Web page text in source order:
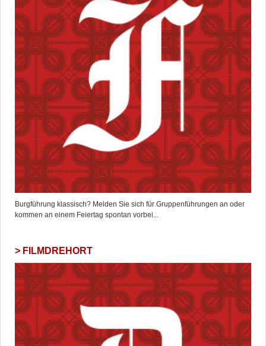
Burgführung klassisch? Melden Sie sich für Gruppenführungen an oder
kommen an einem Feiertag spontan vorbei...
FILMDREHORT